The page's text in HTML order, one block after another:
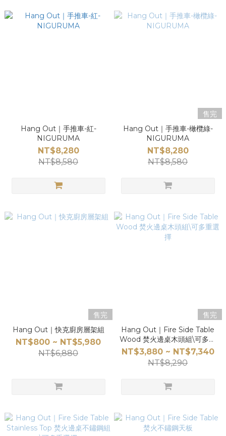
Hang Out｜手推車-紅-
NIGURUMA
NT$8,280
NT$8,580
售完
Hang Out｜手推車-橄欖綠-
NIGURUMA
NT$8,280
NT$8,580
售完
Hang Out｜快克廚房層架組
NT$800 ~ NT$5,980
NT$6,880
售完
Hang Out｜Fire Side Table
Wood 焚火邊桌木頭組\可多重
選擇
NT$3,880 ~ NT$7,340
NT$8,290